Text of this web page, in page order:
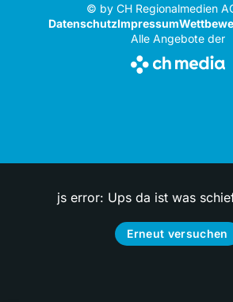
© by CH Regionalmedien
DatenschutzImpressum
Alle Angebote der
js error: Ups da ist was
Erneut versuchen